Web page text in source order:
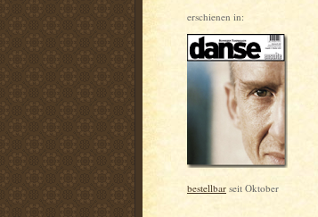
erschienen in:
bestellbar seit Oktober